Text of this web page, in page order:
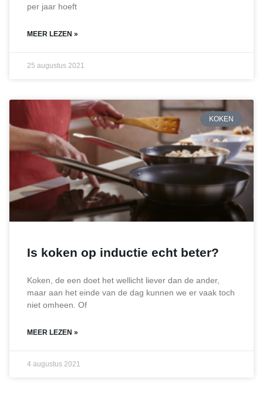
per jaar hoeft
MEER LEZEN »
25 augustus 2021
KOKEN
Is koken op inductie echt beter?
Koken, de een doet het wellicht liever dan de ander,
maar aan het einde van de dag kunnen we er vaak toch
niet omheen. Of
MEER LEZEN »
4 augustus 2021